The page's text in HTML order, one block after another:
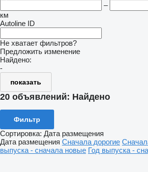
–
км
Autoline ID
Не хватает фильтров?
Предложить изменение
Найдено:
-
показать
20 объявлений: Найдено
Фильтр
Сортировка: Дата размещения
Дата размещения Сначала дорогие
выпуска - сначала новые Год выпуска -